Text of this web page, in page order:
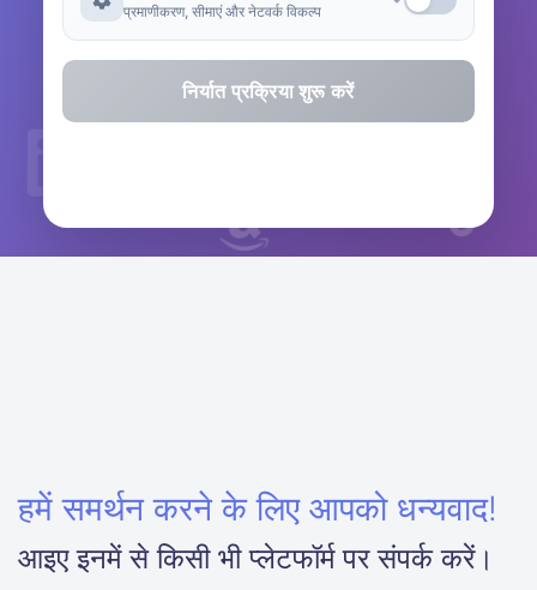
प्रमाणीकरण, सीमाएं और नेटवर्क विकल्प
निर्यात प्रक्रिया शुरू करें
हमें समर्थन करने के लिए आपको धन्यवाद!
आइए इनमें से किसी भी प्लेटफॉर्म पर संपर्क करें।